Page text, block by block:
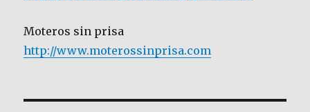
Moteros sin prisa
http://www.moterossinprisa.com